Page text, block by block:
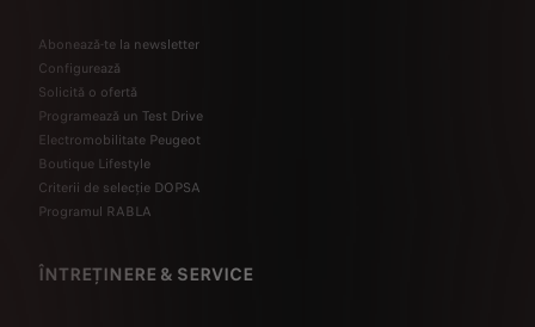
Abonează-te la newsletter
Configurează
Solicită o ofertă
Programează un Test Drive
Electromobilitate Peugeot
Boutique Lifestyle
Criterii de selecție DOPSA
Programul RABLA
ÎNTREȚINERE & SERVICE